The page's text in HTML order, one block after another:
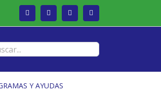
Facebook Twitter Instagram
Y AYUDAS